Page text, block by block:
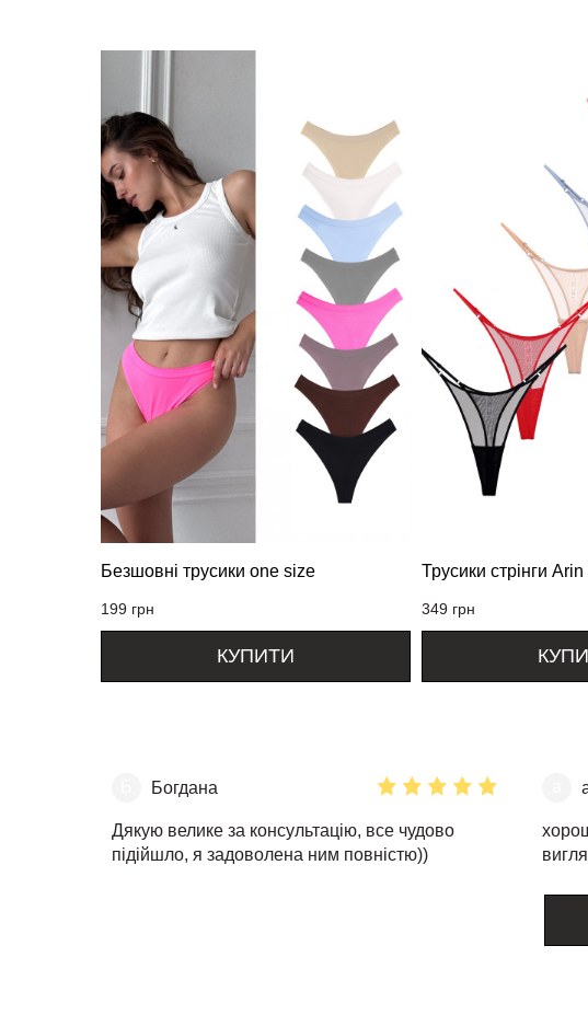
Безшовні трусики one size
199 грн
КУПИТИ
Трусики стрінги
349 грн
Богдана
Дякую велике за консультацію, все чудово
підійшло, я задоволена ним повністю))